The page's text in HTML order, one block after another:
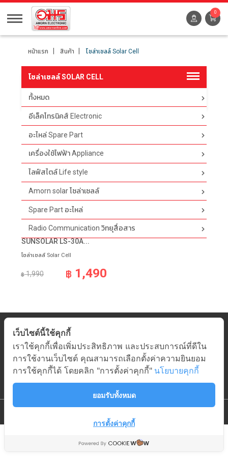
0
หน้าแรก สินค้า โซล่าเซลล์ Solar Cell
โซล่าเซลล์ SOLAR CELL
ทั้งหมด
อีเล็คโทรนิคส์ Electronic
อะไหล่ Spare Part
เครื่องใช้ไฟฟ้า Appliance
ไลฟ์สไตล์ Life style
Amorn solar โซล่าเซลล์
Spare Part อะไหล่
Radio Communication วิทยุสื่อสาร
ตัวกรอง
ชาร์จเจอร์ PWM
SUNSOLAR LS-30A...
โซล่าเซลล์ Solar Cell
฿1,990 ฿ 1,490
หมวดสินค้า
เกี่ยวกับอมร
ช่วยเหลือ
ติดต่ออมร
เว็บไซต์นี้ใช้คุกกี้
เราใช้คุกกี้เพื่อเพิ่มประสิทธิภาพ และประสบการณ์ที่ดีใน
การใช้งานเว็บไซต์ คุณสามารถเลือกตั้งค่าความยินยอม
การใช้คุกกี้ได้ โดยคลิก "การตั้งค่าคุกกี้" นโยบายคุกกี้
ยอมรับทั้งหมด
การตั้งค่าคุกกี้